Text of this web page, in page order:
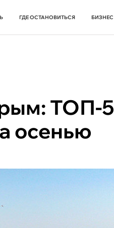
ГДЕ ОСТАНОВИТЬСЯ БИЗНЕС
ТОП-5
осенью